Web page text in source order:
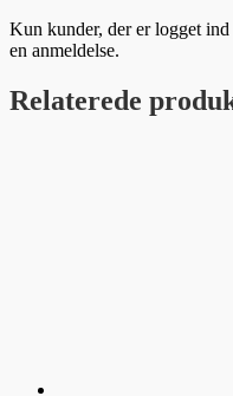
Kun kunder, der er logget
en anmeldelse.
Relaterede